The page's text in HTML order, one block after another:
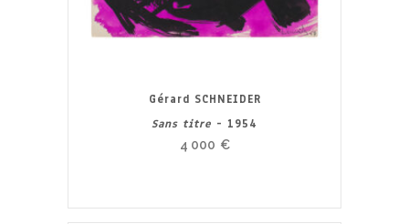
Gérard SCHNEIDER
Sans titre - 1954
4 000 €